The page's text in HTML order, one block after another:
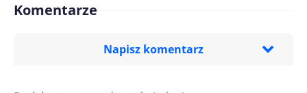
Komentarze
Napisz komentarz